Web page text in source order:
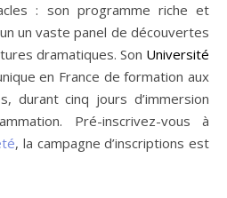
: son programme riche et
un vaste panel de découvertes
dramatiques. Son Université
en France de formation aux
durant cinq jours d’immersion
Pré-inscrivez-vous à
, la campagne d’inscriptions est